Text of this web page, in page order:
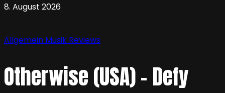
8. August 2026
Allgemein Musik Reviews
Otherwise (USA) – Defy